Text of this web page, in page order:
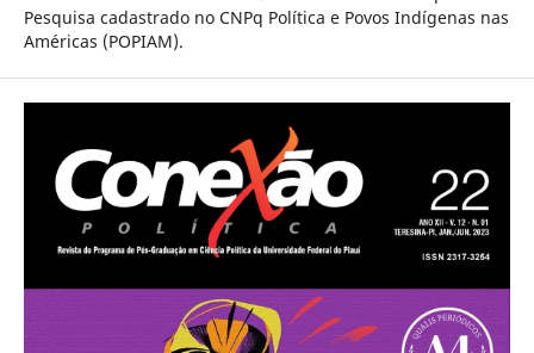
Pesquisa cadastrado no CNPq Política e Povos Indígenas nas
Américas (POPIAM).